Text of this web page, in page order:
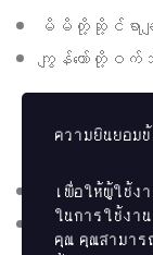
မိမိတို့ဆို့င်ရာ
ကျွန်တော်တို့ဝ
ဆက်သွယ်မေးမြန်း
ဆက်သွယ်မေးမ
လက်မှတ်ကို စ
ความยินยอม
เพื่อให้ผู้ใช้ง
ในการใช้งา
คุณ คุณสามา